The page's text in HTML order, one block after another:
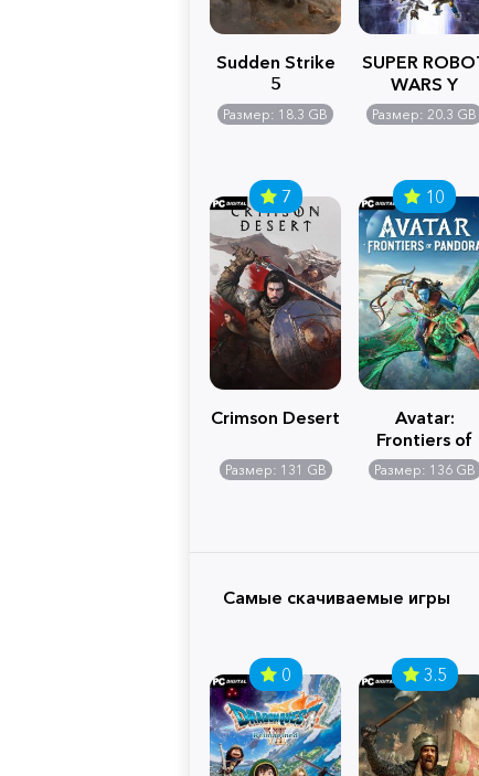
Sudden Strike
5
Размер: 18.3 GB
SUPER
WARS Y
Размер: 20.3 GB
7
Crimson Desert
Размер: 131 GB
10
Avatar:
Frontiers of
Pandora
Размер: 136 GB
Самые скачиваемые игры
0 3.5